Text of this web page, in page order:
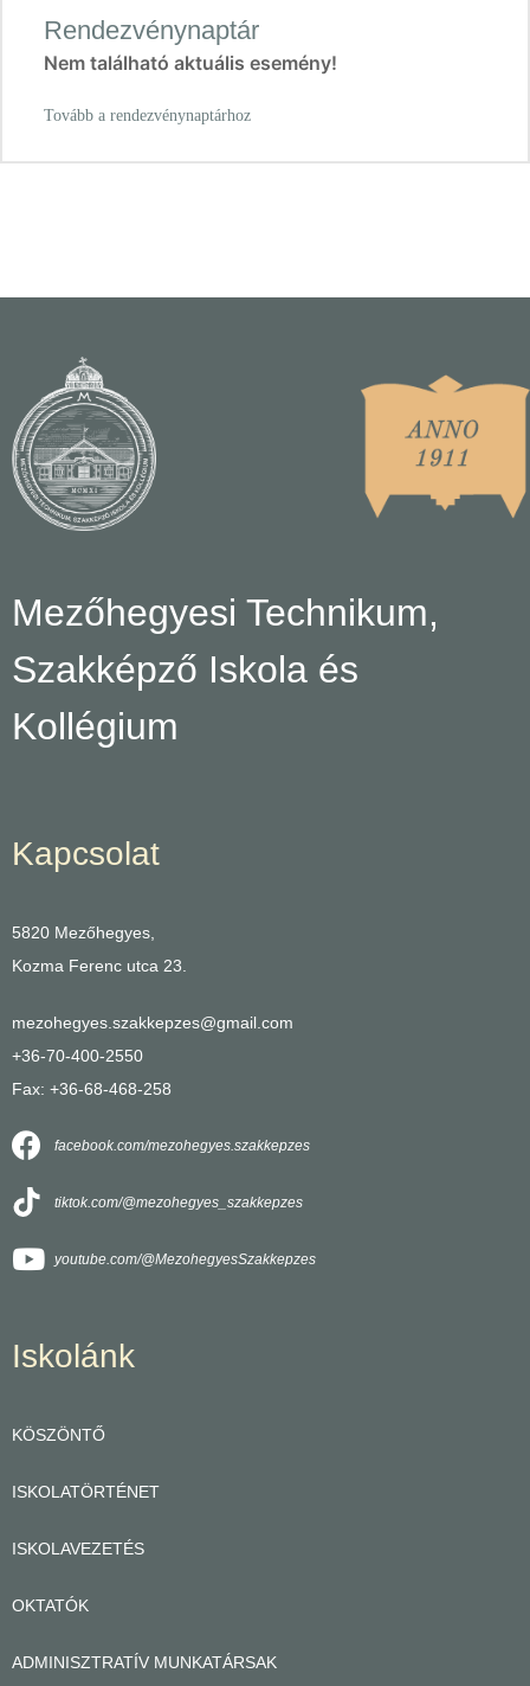
Rendezvénynaptár
Nem található aktuális esemény!
Tovább a rendezvénynaptárhoz
Mezőhegyesi Technikum,
Szakképző Iskola és
Kollégium
Kapcsolat
5820 Mezőhegyes,
Kozma Ferenc utca 23.
mezohegyes.szakkepzes@gmail.com
+36-70-400-2550
Fax: +36-68-468-258
facebook.com/mezohegyes.szakkepzes
tiktok.com/@mezohegyes_szakkepzes
youtube.com/@MezohegyesSzakkepzes
Iskolánk
KÖSZÖNTŐ
ISKOLATÖRTÉNET
ISKOLAVEZETÉS
OKTATÓK
ADMINISZTRATÍV MUNKATÁRSAK